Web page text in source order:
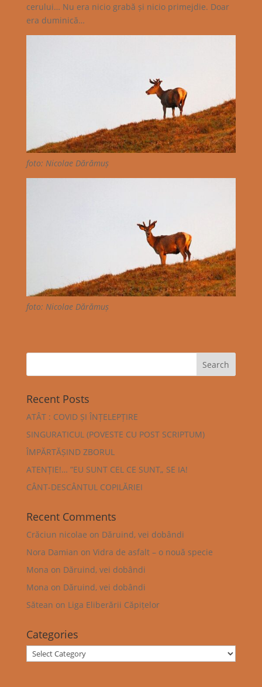
cerului… Nu era nicio grabă și nicio primejdie. Doar
era duminică…
foto: Nicolae Dărămuș
foto: Nicolae Dărămuș
Recent Posts
ATÂT : COVID ȘI ÎNȚELEPȚIRE
SINGURATICUL (POVESTE CU POST SCRIPTUM)
ÎMPĂRTĂȘIND ZBORUL
ATENȚIE!… ”EU SUNT CEL CE SUNT„ SE IA!
CÂNT-DESCÂNTUL COPILĂRIEI
Recent Comments
Crăciun nicolae on Dăruind, vei dobândi
Nora Damian on Vidra de asfalt – o nouă specie
Mona on Dăruind, vei dobândi
Mona on Dăruind, vei dobândi
Sătean on Liga Eliberării Căpițelor
Categories
Categories